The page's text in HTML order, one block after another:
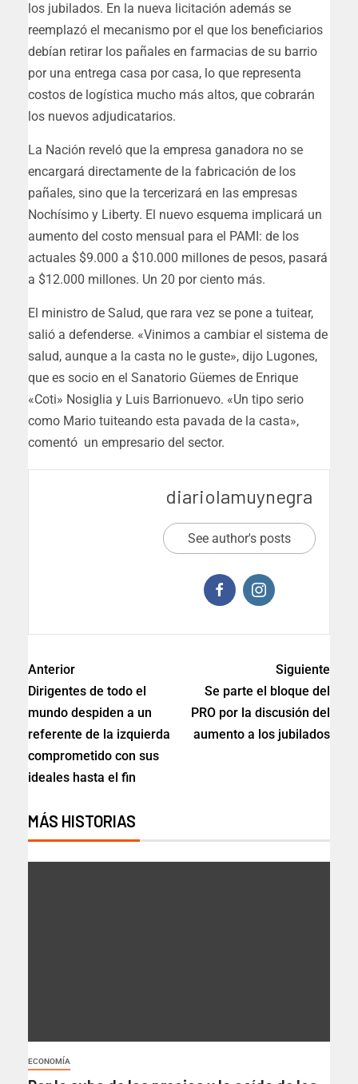
los jubilados. En la nueva licitación además se
reemplazó el mecanismo por el que los beneficiarios
debían retirar los pañales en farmacias de su barrio
por una entrega casa por casa, lo que representa
costos de logística mucho más altos, que cobrarán
los nuevos adjudicatarios.
La Nación reveló que la empresa ganadora no se
encargará directamente de la fabricación de los
pañales, sino que la tercerizará en las empresas
Nochísimo y Liberty. El nuevo esquema implicará un
aumento del costo mensual para el PAMI: de los
actuales $9.000 a $10.000 millones de pesos, pasará
a $12.000 millones. Un 20 por ciento más.
El ministro de Salud, que rara vez se pone a tuitear,
salió a defenderse. «Vinimos a cambiar el sistema de
salud, aunque a la casta no le guste», dijo Lugones,
que es socio en el Sanatorio Güemes de Enrique
«Coti» Nosiglia y Luis Barrionuevo. «Un tipo serio
como Mario tuiteando esta pavada de la casta»,
comentó un empresario del sector.
diariolamuynegra
See author's posts
Anterior
Dirigentes de todo el
mundo despiden a un
referente de la izquierda
comprometido con sus
ideales hasta el fin
Siguiente
Se parte el bloque del
PRO por la discusión del
aumento a los jubilados
MÁS HISTORIAS
ECONOMÍA